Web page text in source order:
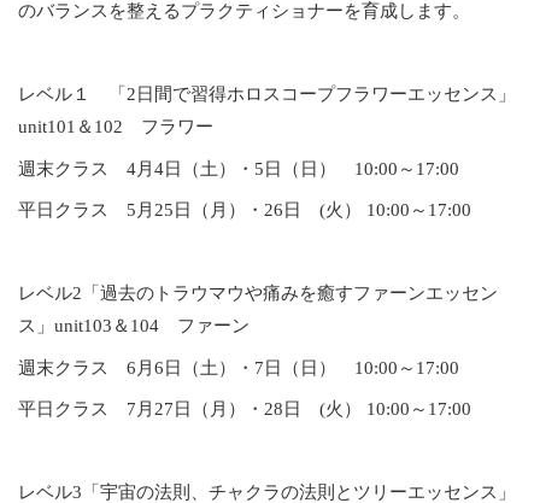
のバランスを整えるプラクティショナーを育成します。
レベル１ 「2日間で習得ホロスコープフラワーエッセンス」
unit101＆102 フラワー
週末クラス 4月4日（土）・5日（日） 10:00～17:00
平日クラス 5月25日（月）・26日 (火） 10:00～17:00
レベル2「過去のトラウマウや痛みを癒すファーンエッセン
ス」unit103＆104 ファーン
週末クラス 6月6日（土）・7日（日） 10:00～17:00
平日クラス 7月27日（月）・28日 (火） 10:00～17:00
レベル3「宇宙の法則、チャクラの法則とツリーエッセンス」